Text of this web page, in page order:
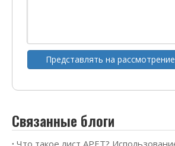
Представлять на рассмотрение
Связанные блоги